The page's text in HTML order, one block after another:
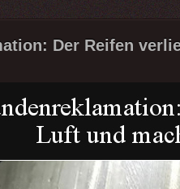
Der Reifen